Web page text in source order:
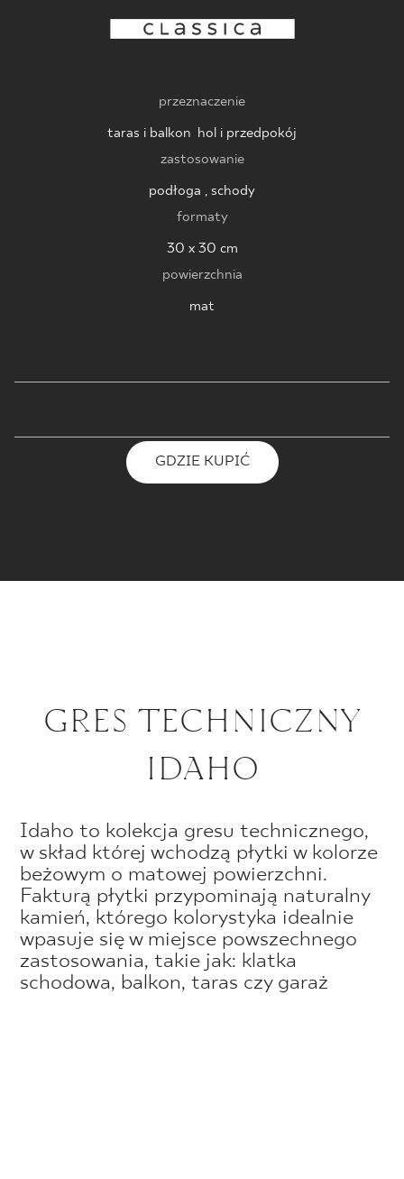
BLOG
O NAS
MÓJ PROFIL
KONTAKT
przeznaczenie
taras i balkon hol i przedpokój
zastosowanie
podłoga , schody
formaty
30 x 30 cm
powierzchnia
mat
GDZIE KUPIĆ
GRES TECHNICZNY
IDAHO
Idaho to kolekcja gresu technicznego,
w skład której wchodzą płytki w kolorze
beżowym o matowej powierzchni.
Fakturą płytki przypominają naturalny
kamień, którego kolorystyka idealnie
wpasuje się w miejsce powszechnego
zastosowania, takie jak: klatka
schodowa, balkon, taras czy garaż